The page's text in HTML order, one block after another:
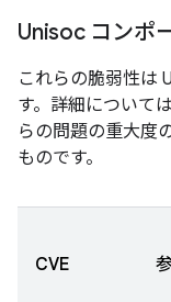
Unisoc コンポ
これらの脆弱性は
す。詳細について
らの問題の重大度
ものです。
CVE